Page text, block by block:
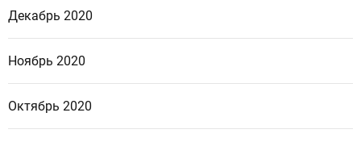
Декабрь 2020
Ноябрь 2020
Октябрь 2020